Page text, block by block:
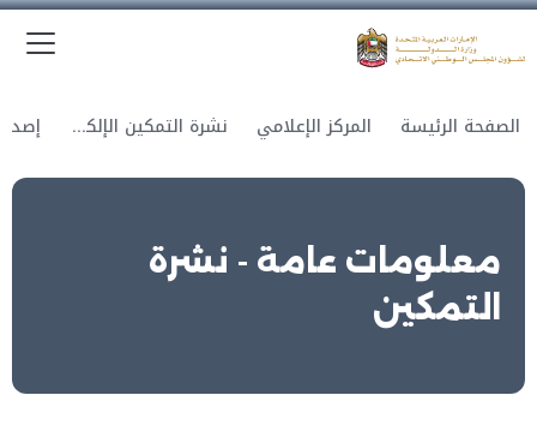
الصفحة الرئيسة المركز الإعلامي نشرة التمكين الإلكترونية
معلومات عامة - نشرة
التمكين